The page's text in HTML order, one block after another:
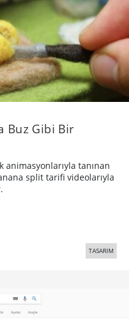
Buz Gibi Bir
animasyonlarıyla tanınan
split tarifi videolarıyla
TASARIM